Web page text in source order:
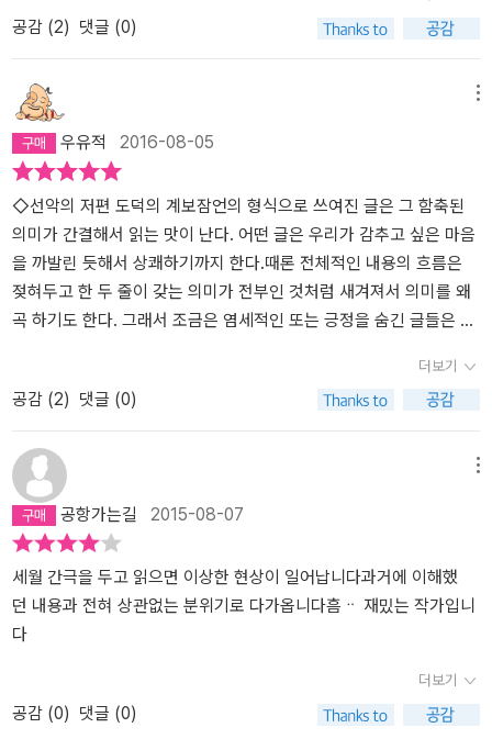
대적 인간'에서 벗어나 주인도덕을 되찾는 '귀족적 인간', 스스로 가치
를 창조할 줄 아는 위버멘쉬적 인간이 되라는 것이다. 여기서 그가 찾
아낸 하나의 철학적 방법론이 '모든 가치의 전도'이다. 그리스도교 신
앙과 도덕이 추구해 온 '선악의 명명법' 자체가 '노예 도덕'을 바탕으로
삼았기 때문에 '인류의 도덕'을 완전히 거꾸로 뒤집어 놓았다는 것이
며 이를 비로소 바로 잡을 때가 되었다는 것이다. 그런데 그의 '도덕에
대한 통찰'이 너무나 심오하면서도 거침이 없기 때문에 이 책은 아주
위험한 책으로 돌변한다. 니체 또한 그런 사실을 충분히 인식하고 있
었다. 니체는 스위스 작가 비트만이 쓴 이 책의 서평 내용을 주위 사람
들에게 편지로 소개하기도 했는데, 그 내용을 간단히 요약하면 다음
과같다. '고트하르트 기차선로를 건설하는 데 필요한 다이너마이트
발을 휘날리고 있었다. 이러한 의미에서 우리는 철학자 니체의 책을
위험한 책이라고 부른다' 이는 니체 스스로도 이 저서가 기독교 신앙
과 도덕에 깊이 물든 서양의 전통적 사유나 형이상학을 거침없이 강
타하는 '다이너마이트의 위력을 가진 위험한 책'으로 충분히 짐작하고
있었다는 사실을 대변한다. 여기서 비롯된 재미있는 일화가 하나 있
다. 니체 사후 100주년을 기념하여 2000년 10월에 독일의 어느 박물
관에서 있었던 유물 전시회의 제목 또한 '고트하르트 터널은 언제 완
성되는가?' 였던 것이다. 니체가 기독교와 서양 전통 형이상학을 상대
로 벌인 가혹하리만큼 혹독한 투쟁과 '미래 철학'을 위해 새로운 사유
의 길을 내는 지난한 건설 작업이 마치 다이너마이트를 사용하며 몹
사했다는 점과, 이러한 니체의 엄청난 작업이 아마도 2000년경에야
비로소 사람들도부터 제대로 평가받을 수 있겠다는 니체 스스로의 평
을 신 위주로 생각하던 시대에서 인간위주로 생각하는 시대 그리고
그 핵심에 나타난 초인사상! 초인이 곧 대지 라는 점은 앞으로 본인도
더 두고 찾아 보아야 할 숙제이다. 도올의 논어 서론부에 나타난 원한
에 찬 인간 르쌍띠망 인간 이것을 읽다가 그 뿌리인 니체의 도덕의 계
보를 들여다 보게 된것이다. 유태인 의 증오가 만들어낸 사랑의 위선
형 예수 신화는 니체와 바그너의 광팬인 히틀러로 하여금 유태인 학
살을 가져오게 한것은 아니었을까 생각하게 하는 내용이 들어 있
다. 또한 이 책에는 니체가 말하는 허무주의가 들어 있다. p377 그
가 말하는 허무주의란 인간에게 지쳐 있는 자조의 목소리이다. 그는
'우리는 인간에게 지쳐있다! 인간을 연구하느라 지쳐 있기에 그토록
지치도록 연구한 결과는 결국 인간이거늘 이로써 남는것이 결국 인
간 뿐인데 어찌 허무함이 아니랴 이것이 허무주의가 아니라면 무엇이
로 미치광이가 되어 종말을 고하지 않았는가? 바카롤레아의 모범 답
처럼 정신을 가지고 정신을 분석하는 삶의 모순 속에서 우리는 과연
무엇을 찾아 헤매여야 하는건가? 불교의 평정심인가? 유교의 수양이
란 말인가? 그냥 전체속에 묻혀가는가? 아니면 권위에 복속하여 노예
처럼 짐승처럼 자존도 없이 살아가야 하는 걸까? 책을 읽는 내내 떠나
진 않은 몇 개월째 들락날락 탐독하는 책이기도 하다. 번역서가 다 그
렇듯이 한번의 독해는 어렵지만 두세번 읽고 사색하고 다시 한번 읽
으면 탐닉의 수준이 되는 번역서로 두툼한 양장본에 활자도 제법 굵
다.
공감 (2) 댓글 (0)
우유적 2016-08-05
◇선악의 저편 도덕의 계보잠언의 형식으로 쓰여진 글은 그 함축된
의미가 간결해서 읽는 맛이 난다. 어떤 글은 우리가 감추고 싶은 마음
을 까발린 듯해서 상쾌하기까지 한다.때론 전체적인 내용의 흐름은
젖혀두고 한 두 줄이 갖는 의미가 전부인 것처럼 새겨져서 의미를 왜
곡 하기도 한다. 그래서 조금은 염세적인 또는 긍정을 숨긴 글들은 폐
정립되는 시기에 읽기에는 조심스럽다. 니체는 현대인이 원하는 자유
에 대한 갈망, 행복에 대한 본능을 노예의 덕성으로 보고 강한자의 덕
을 회의하고 불신하는 사회적 약자가 갖는 도덕적 가치를 폄하하고
주인도덕이라는 힘있는 자의 의지로 표현하는 고귀한 인간의 준엄함
과 엄격함으로 가치를 결정하며 노예도덕과 가치 차별을 뒀지만 ｀인
간의 자기 극복｀ 이라는 향상을 위한 ｀거리의 파토스｀ 를 말했다.
잠언의 형식인 글은 일부분을 발췌하는 걸로 요약을 대신했다.◇선악
의 저편제1장 철학자들의 편견에 대하여진리에 의문을 제기하고 가
치들의 대립에 대한 믿음을 갖는다. 개개의 철학적인 개념은 자의적
이지도 않고 스스로 성장하는 것도 아니며, 상호 간의 관계와 유사성
심으로 자기 모순,논리적인 강요 그리고 부자연스러움에 빠져 버렸
다.제2장 자유정신육화된 도덕의 위선, 정신적인 가면을 쓴 도덕적
더보기
공감 (2) 댓글 (0)
공항가는길 2015-08-07
세월 간극을 두고 읽으면 이상한 현상이 일어납니다과거에 이해했
던 내용과 전혀 상관없는 분위기로 다가옵니다흠ᆢ 재밌는 작가입니
다
더보기
공감 (0) 댓글 (0)